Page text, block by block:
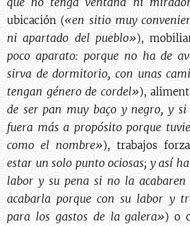
ubicación («en sitio muy
ni apartado del pueblo»),
poco aparato: porque no ha de
sirva de dormitorio, con unas
tengan género de cordel»),
de ser pan muy baço y negro, y si
fuera más a propósito porque
como el nombre»), trabajos
estar un solo punto ociosas; y así
labor y su pena si no la
acabarla porque con su labor y
para los gastos de la galera») o